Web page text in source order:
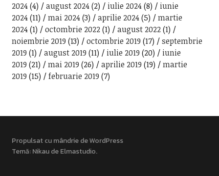
2024(4) august 2024(2) iulie 2024(8)
iunie
2024(11) mai 2024(3) aprilie 2024(5)
martie
2024(1) octombrie 2022(1) august 2022(1)
noiembrie 2019 (13) octombrie 2019 (17)
septembrie
2019 (1) august 2019 (11) iulie 2019 (20)
iunie
2019 (21) mai 2019 (26) aprilie 2019 (19)
martie
2019 (15) februarie 2019 (7)
Propulsat cu mândrie de WordPress
Temă: Nikau deElmastudio.